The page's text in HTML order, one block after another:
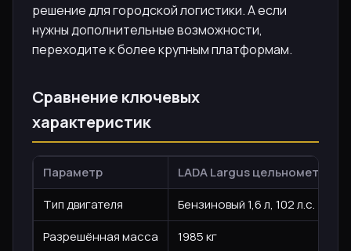
решение для городской логистики. А если
нужны дополнительные возможности,
переходите к более крупным платформам.
Сравнение ключевых
характеристик
Параметр
LADA Largus
Тип двигателя
Бензиновый 1,6 л, 102 л.с.
Разрешённая масса
1985 кг